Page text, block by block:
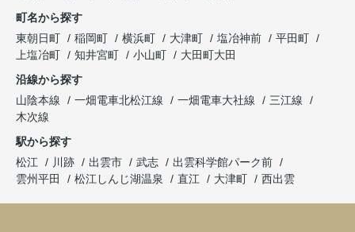
町名から探す
東朝日町
稲岡町 横浜町 大津町 塩冶神前
平田町
上塩冶町
知井宮町 小山町
大田町大田
沿線から探す
山陰本線
一畑電車北松江線 一畑電車大社線
三江線
木次線
駅から探す
松江
川跡 出雲市 武志
出雲科学館パーク前
雲州平田
松江しんじ湖温泉 直江 大津町 西出雲